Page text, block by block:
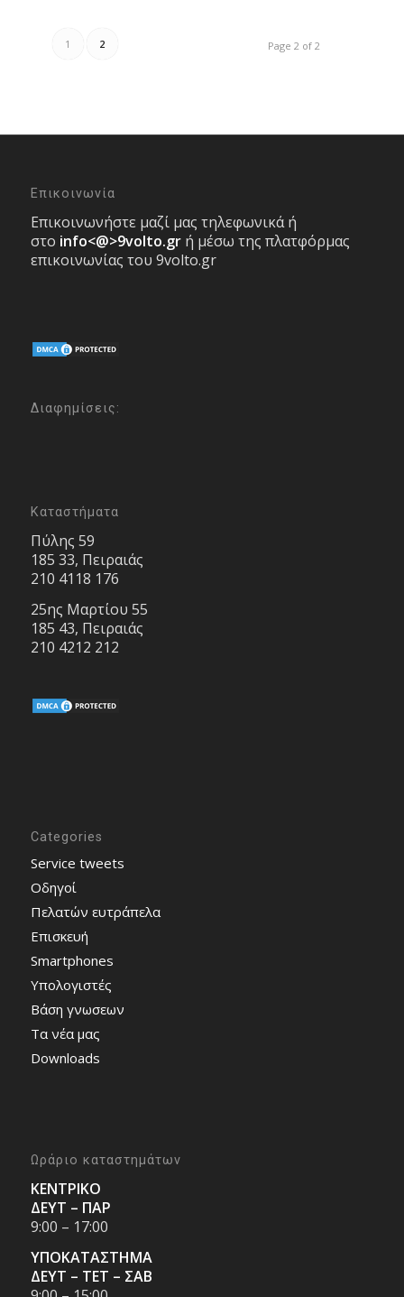
Page 2 of 2
1 2
Επικοινωνία
Επικοινωνήστε μαζί μας τηλεφωνικά ή
στο info<@>9volto.gr ή μέσω της πλατφόρμας
επικοινωνίας του 9volto.gr
Διαφημίσεις:
Καταστήματα
Πύλης 59
185 33, Πειραιάς
210 4118 176
25ης Μαρτίου 55
185 43, Πειραιάς
210 4212 212
Categories
Service tweets
Οδηγοί
Πελατών ευτράπελα
Επισκευή
Smartphones
Υπολογιστές
Bάση γνωσεων
Τα νέα μας
Downloads
Ωράριο καταστημάτων
ΚΕΝΤΡΙΚΟ
ΔΕΥΤ – ΠΑΡ
9:00 – 17:00
ΥΠΟΚΑΤΑΣΤΗΜΑ
ΔΕΥΤ – ΤΕΤ – ΣΑΒ